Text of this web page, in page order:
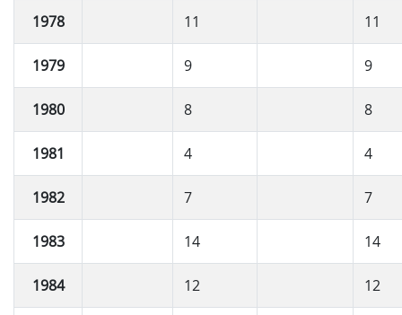
1978 11 11
1979 9 9
1980 8 8
1981 4 4
1982 7 7
1983 14 14
1984 12 12